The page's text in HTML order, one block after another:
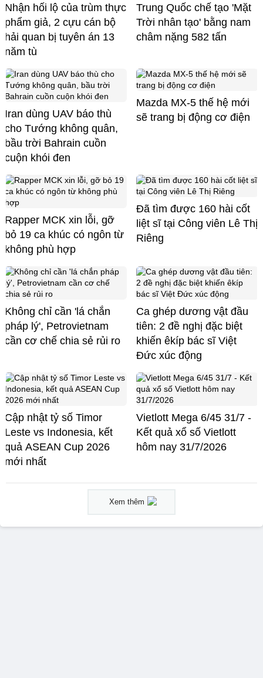
Nhận hối lộ của trùm thực
phẩm giả, 2 cựu cán bộ
hải quan bị tuyên án 13
năm tù
Trung Quốc chế tạo 'Mặt
Trời nhân tạo' bằng nam
châm nặng 582 tấn
Iran dùng UAV báo thù
cho Tướng không quân,
bầu trời Bahrain cuồn
cuộn khói đen
Mazda MX-5 thế hệ mới
sẽ trang bị động cơ điện
Rapper MCK xin lỗi, gỡ
bỏ 19 ca khúc có ngôn từ
không phù hợp
Đã tìm được 160 hài cốt
liệt sĩ tại Công viên Lê Thị
Riêng
Không chỉ cần 'lá chắn
pháp lý', Petrovietnam
cần cơ chế chia sẻ rủi ro
Ca ghép dương vật đầu
tiên: 2 đề nghị đặc biệt
khiến êkíp bác sĩ Việt
Đức xúc động
Cập nhật tỷ số Timor
Leste vs Indonesia, kết
quả ASEAN Cup 2026
mới nhất
Vietlott Mega 6/45 31/7 -
Kết quả xổ số Vietlott
hôm nay 31/7/2026
Xem thêm